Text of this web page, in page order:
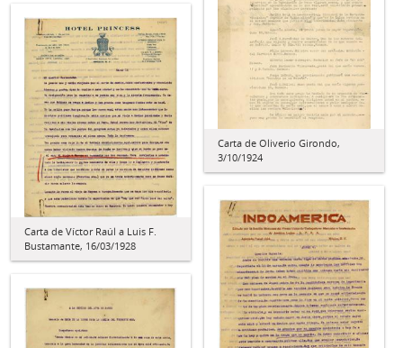
Carta de Oliverio Girondo,
3/10/1924
Carta de Víctor Raúl a Luis F.
Bustamante, 16/03/1928